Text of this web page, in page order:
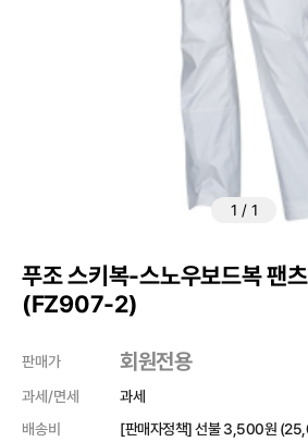
1 / 1
푸조 스키복-스노우보드복 팬츠
(FZ907-2)
판매가 회원전용
과세/면세
과세
배송비
[판매자정책] 선불 3,500원